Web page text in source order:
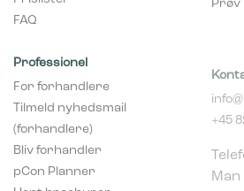
FAQ
Professionel
+45
Fre